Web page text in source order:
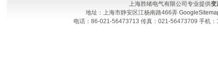
上海胜绪电气有限公司专业提供变
地址：上海市静安区江杨南路466弄
电话：86-021-56473713 传真：021-56473709 手机